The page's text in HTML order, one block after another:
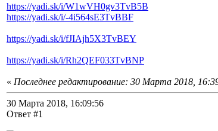
https://yadi.sk/i/W1wVH0gv3TvB5B
https://yadi.sk/i/-4i564sE3TvBBF
https://yadi.sk/i/fJIAjh5X3TvBEY
https://yadi.sk/i/Rh2QEF033TvBNP
« Последнее редактирование: 30 Марта 2018,
30 Марта 2018, 16:09:56
Ответ #1